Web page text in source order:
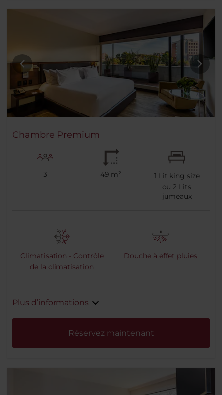
Chambre Premium
3 49 m² 1 Lit king size
ou2 Lits
jumeaux
Climatisation - Contrôle
de la climatisation
Douche à effet pluies
Plus d’informations
Réservez maintenant